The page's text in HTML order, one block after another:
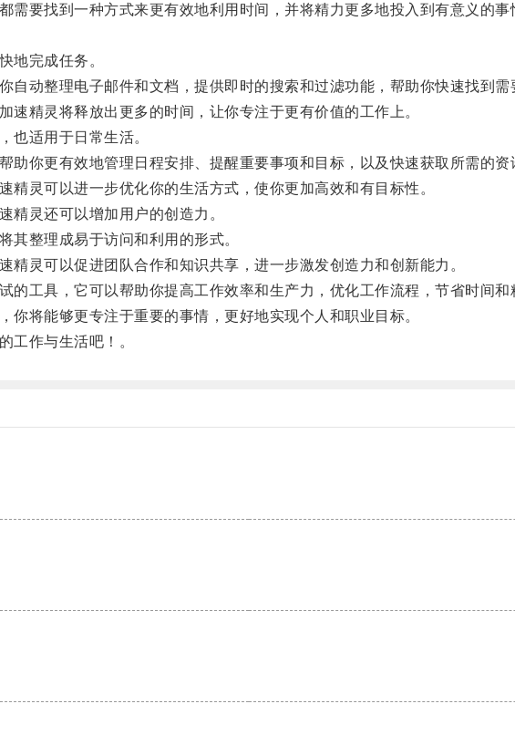
要找到一种方式来更有效地利用时间，并将精力更多地投入到有意义的事
完成任务。
动整理电子邮件和文档，提供即时的搜索和过滤功能，帮助你快速找到需
精灵将释放出更多的时间，让你专注于更有价值的工作上。
适用于日常生活。
你更有效地管理日程安排、提醒重要事项和目标，以及快速获取所需的资
灵可以进一步优化你的生活方式，使你更加高效和有目标性。
灵还可以增加用户的创造力。
整理成易于访问和利用的形式。
灵可以促进团队合作和知识共享，进一步激发创造力和创新能力。
工具，它可以帮助你提高工作效率和生产力，优化工作流程，节省时间和
将能够更专注于重要的事情，更好地实现个人和职业目标。
作与生活吧！。